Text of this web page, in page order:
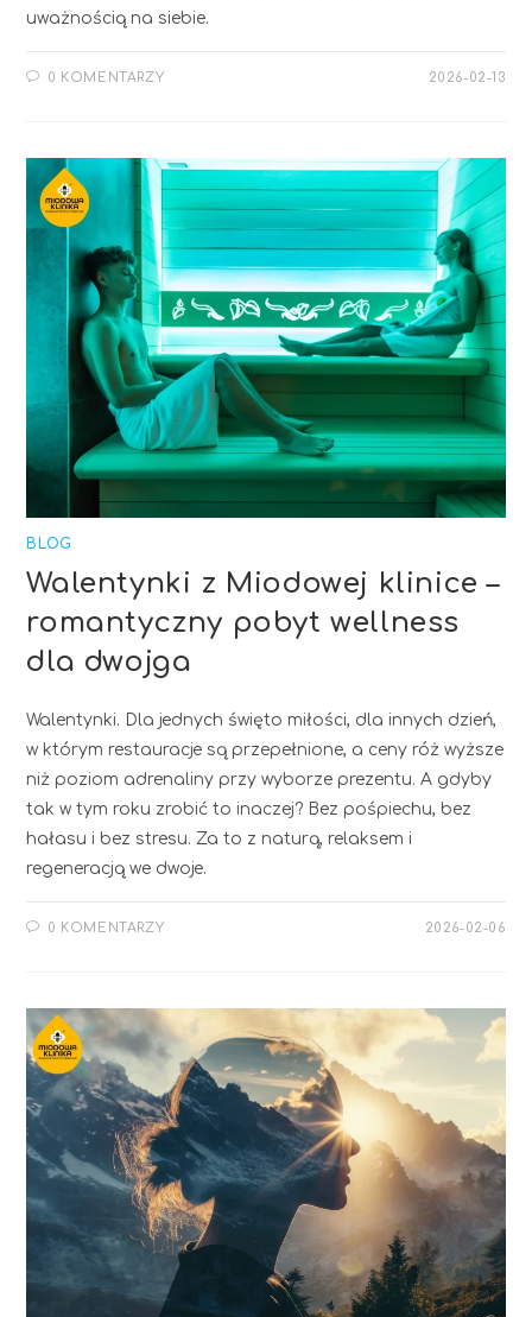
uważnością na siebie.
0 KOMENTARZY 2026-02-13
BLOG
Walentynki z Miodowej klinice –
romantyczny pobyt wellness
dla dwojga
Walentynki. Dla jednych święto miłości, dla innych dzień,
w którym restauracje są przepełnione, a ceny róż wyższe
niż poziom adrenaliny przy wyborze prezentu. A gdyby
tak w tym roku zrobić to inaczej? Bez pośpiechu, bez
hałasu i bez stresu. Za to z naturą, relaksem i
regeneracją we dwoje.
0 KOMENTARZY 2026-02-06